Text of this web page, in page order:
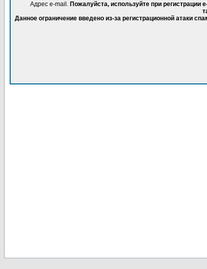
Адрес e-mail. Пожалуйста, используйте при регистрации
Данное ограничение введено из-за регистрационной атаки